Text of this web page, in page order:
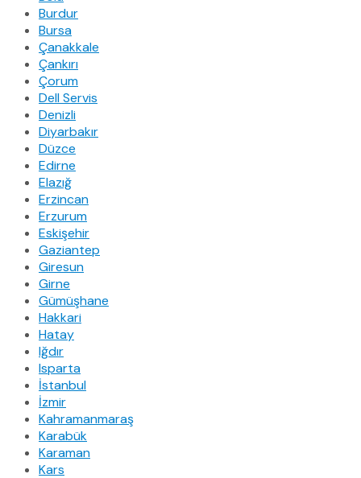
Burdur
Bursa
Çanakkale
Çankırı
Çorum
Dell Servis
Denizli
Diyarbakır
Düzce
Edirne
Elazığ
Erzincan
Erzurum
Eskişehir
Gaziantep
Giresun
Girne
Gümüşhane
Hakkari
Hatay
Iğdır
Isparta
İstanbul
İzmir
Kahramanmaraş
Karabük
Karaman
Kars